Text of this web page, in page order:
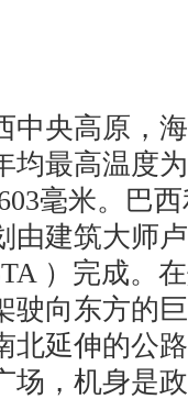
央高原，海
最高温度
毫米。巴
由建筑大师
）完成。
驶向东方的
北延伸的公
场，机身是